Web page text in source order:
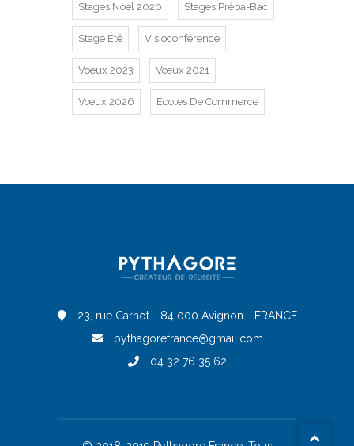
Stages Noel 2020 Stages Prépa-Bac
Stage Été Visioconférence
Voeux 2023 Vœux 2021
Vœux 2026 Écoles De Commerce
23, rue Carnot - 84 000 Avignon - FRANCE
pythagorefrance@gmail.com
04 32 76 35 62